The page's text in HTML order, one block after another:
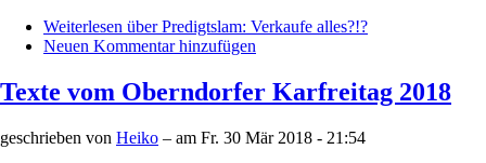
Weiterlesen über Predigtslam: Verkaufe alles?!?
Neuen Kommentar hinzufügen
Texte vom Oberndorfer Karfreitag 2018
geschrieben von Heiko – am Fr. 30 Mär 2018 - 21:54